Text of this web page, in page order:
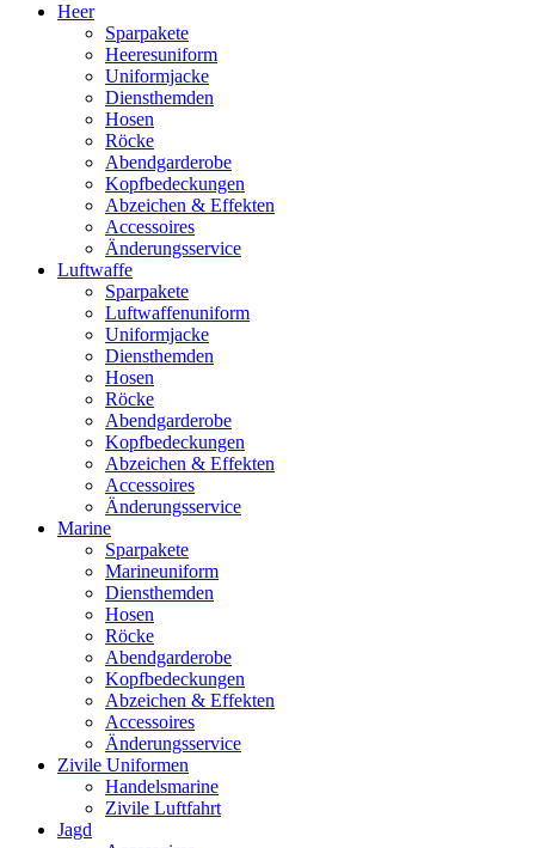
Heer
Sparpakete
Heeresuniform
Uniformjacke
Diensthemden
Hosen
Röcke
Abendgarderobe
Kopfbedeckungen
Abzeichen & Effekten
Accessoires
Änderungsservice
Luftwaffe
Sparpakete
Luftwaffenuniform
Uniformjacke
Diensthemden
Hosen
Röcke
Abendgarderobe
Kopfbedeckungen
Abzeichen & Effekten
Accessoires
Änderungsservice
Marine
Sparpakete
Marineuniform
Diensthemden
Hosen
Röcke
Abendgarderobe
Kopfbedeckungen
Abzeichen & Effekten
Accessoires
Änderungsservice
Zivile Uniformen
Handelsmarine
Zivile Luftfahrt
Jagd